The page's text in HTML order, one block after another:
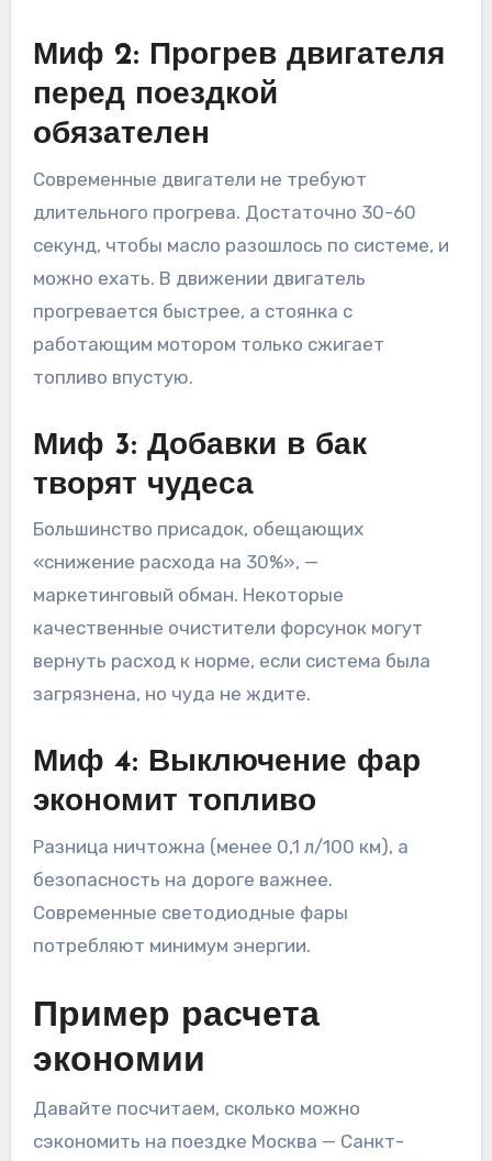
Миф 2: Прогрев двигателя
перед поездкой
обязателен
Современные двигатели не требуют
длительного прогрева. Достаточно 30-60
секунд, чтобы масло разошлось по системе, и
можно ехать. В движении двигатель
прогревается быстрее, а стоянка с
работающим мотором только сжигает
топливо впустую.
Миф 3: Добавки в бак
творят чудеса
Большинство присадок, обещающих
«снижение расхода на 30%», —
маркетинговый обман. Некоторые
качественные очистители форсунок могут
вернуть расход к норме, если система была
загрязнена, но чуда не ждите.
Миф 4: Выключение фар
экономит топливо
Разница ничтожна (менее 0,1 л/100 км), а
безопасность на дороге важнее.
Современные светодиодные фары
потребляют минимум энергии.
Пример расчета
экономии
Давайте посчитаем, сколько можно
сэкономить на поездке Москва — Санкт-